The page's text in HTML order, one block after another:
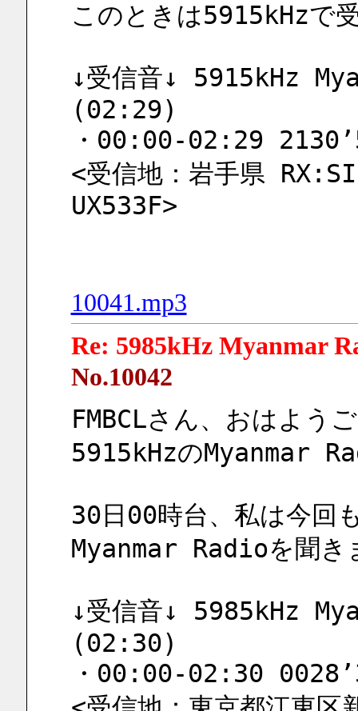
このときは5915kHzで
↓受信音↓ 5915kHz
(02:29)
・00:00-02:29
<受信地：岩手県
UX533F>
10041.mp3
Re: 5985kHz Myanmar
No.10042
FMBCLさん、おはよう
5915kHzのMyanmar
30日00時台、私は今回
Myanmar Radioを聞き
↓受信音↓ 5985kHz
(02:30)
・00:00-02:30